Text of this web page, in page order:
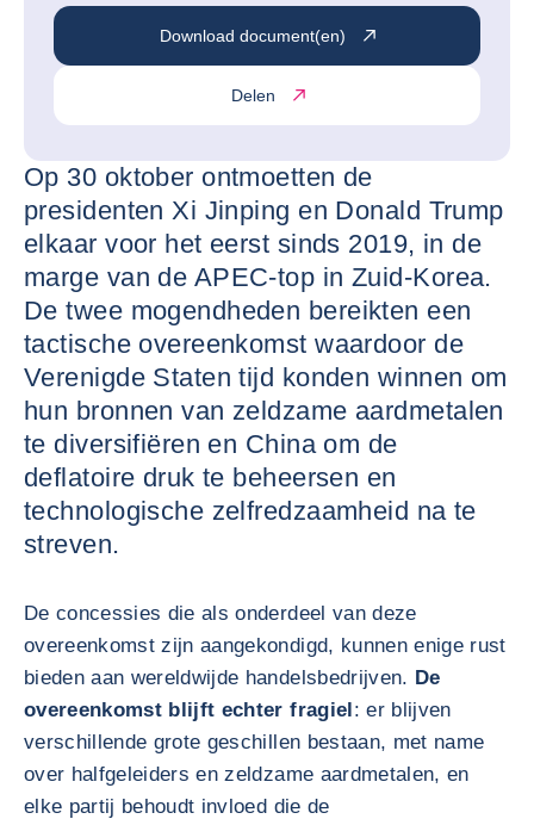
Download document(en)
Delen
Op 30 oktober ontmoetten de
presidenten Xi Jinping en Donald Trump
elkaar voor het eerst sinds 2019, in de
marge van de APEC-top in Zuid-Korea.
De twee mogendheden bereikten een
tactische overeenkomst waardoor de
Verenigde Staten tijd konden winnen om
hun bronnen van zeldzame aardmetalen
te diversifiëren en China om de
deflatoire druk te beheersen en
technologische zelfredzaamheid na te
streven.
De concessies die als onderdeel van deze
overeenkomst zijn aangekondigd, kunnen enige rust
bieden aan wereldwijde handelsbedrijven. De
overeenkomst blijft echter fragiel: er blijven
verschillende grote geschillen bestaan, met name
over halfgeleiders en zeldzame aardmetalen, en
elke partij behoudt invloed die de